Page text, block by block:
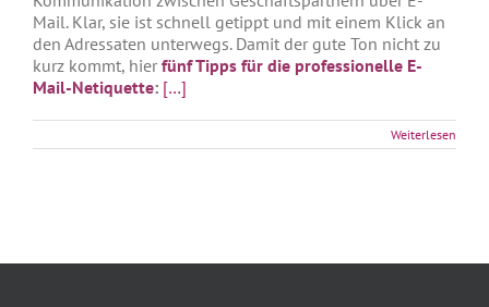
Mail. Klar, sie ist schnell getippt und mit einem Klick an
den Adressaten unterwegs. Damit der gute Ton nicht zu
kurz kommt, hier fünf Tipps für die professionelle E-
Mail-Netiquette: […]
Weiterlesen